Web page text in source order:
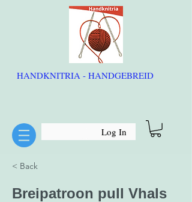
HANDKNITRIA - HANDGEBREID
Log In
< Back
Breipatroon pull Vhals